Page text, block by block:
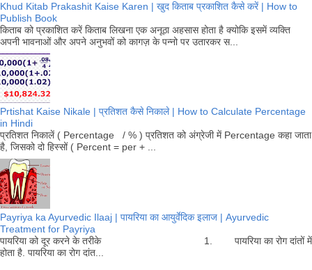
Khud Kitab Prakashit Kaise Karen | खुद किताब प्रकाशित कैसे करें | How to
Publish Book
किताब को प्रकाशित करें किताब लिखना एक अनूठा अहसास होता है क्योकि इसमें व्यक्ति
अपनी भावनाओं और अपने अनुभवों को कागज़ के पन्नो पर उतारकर स...
Prtishat Kaise Nikale | प्रतिशत कैसे निकाले | How to Calculate Percentage
in Hindi
प्रतिशत निकालें ( Percentage / % ) प्रतिशत को अंग्रेजी में Percentage कहा जाता
है, जिसको दो हिस्सों ( Percent = per + ...
Payriya ka Ayurvedic Ilaaj | पायरिया का आयुर्वेदिक इलाज | Ayurvedic
Treatment for Payriya
पायरिया को दूर करने के तरीके 1. पायरिया का रोग दांतों में
होता है. पायरिया का रोग दांत...